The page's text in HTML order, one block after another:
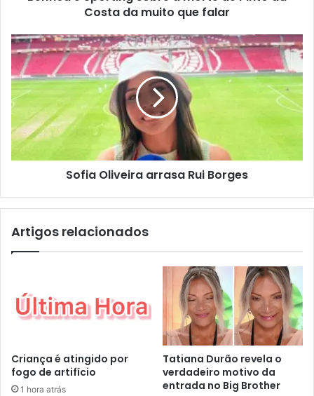
Costa da muito que falar
Sofia Oliveira arrasa Rui Borges
Artigos relacionados
Criança é atingido por
fogo de artifício
1 hora atrás
Tatiana Durão revela o
verdadeiro motivo da
entrada no Big Brother